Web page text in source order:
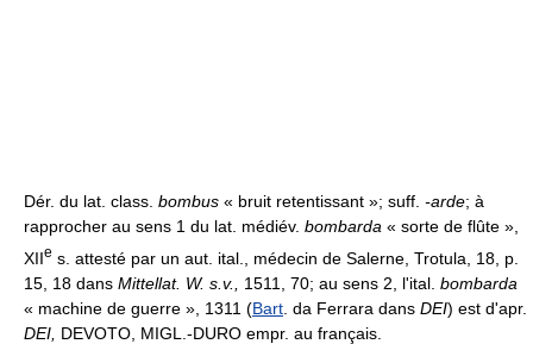
Dér. du lat. class. bombus « bruit retentissant »; suff. -arde; à
rapprocher au sens 1 du lat. médiév. bombarda « sorte de flûte »,
XIIe s. attesté par un aut. ital., médecin de Salerne, Trotula, 18, p.
15, 18 dans Mittellat. W. s.v., 1511, 70; au sens 2, l'ital. bombarda
« machine de guerre », 1311 (Bart . da Ferrara dans DEI) est d'apr.
DEI, DEVOTO, MIGL.-DURO empr. au français.